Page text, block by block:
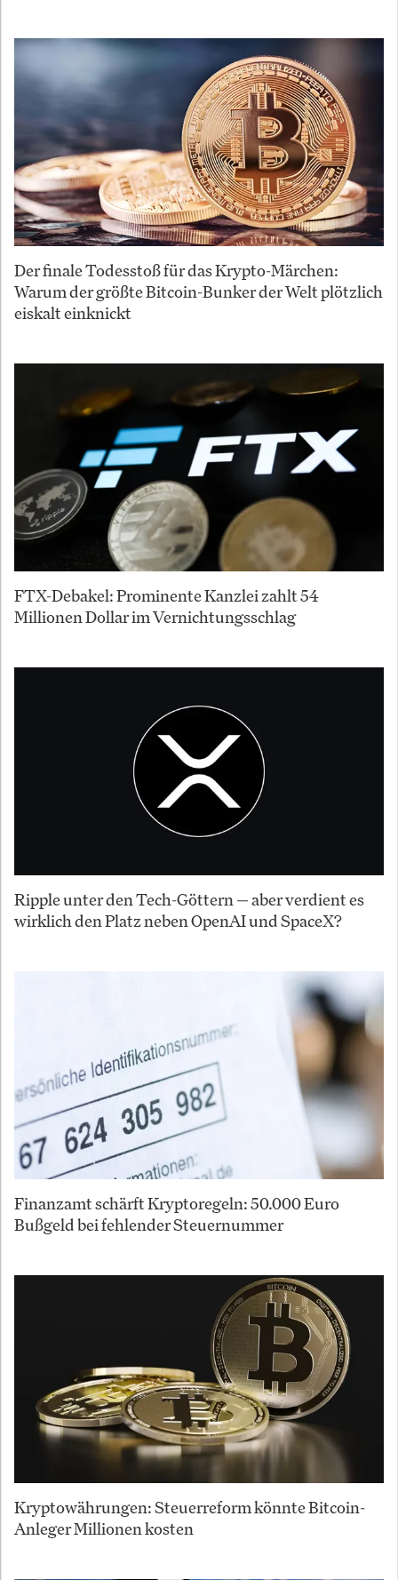
Der finale Todesstoß für das Krypto-Märchen:
Warum der größte Bitcoin-Bunker der Welt plötzlich
eiskalt einknickt
FTX-Debakel: Prominente Kanzlei zahlt 54
Millionen Dollar im Vernichtungsschlag
Ripple unter den Tech-Göttern — aber verdient es
wirklich den Platz neben OpenAI und SpaceX?
Finanzamt schärft Kryptoregeln: 50.000 Euro
Bußgeld bei fehlender Steuernummer
Kryptowährungen: Steuerreform könnte Bitcoin-
Anleger Millionen kosten